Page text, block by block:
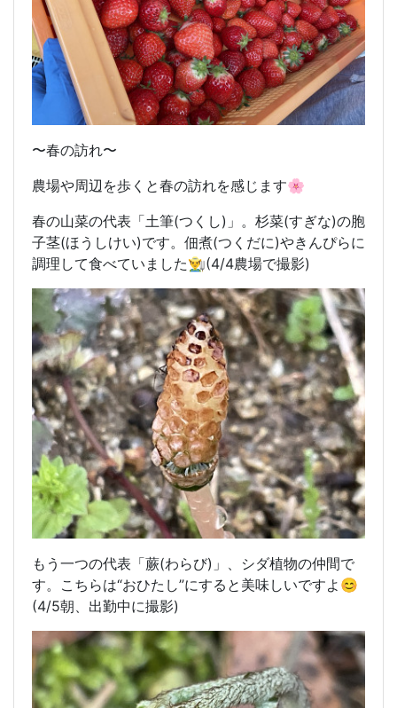
〜春の訪れ〜
農場や周辺を歩くと春の訪れを感じます🌸
春の山菜の代表「土筆(つくし)」。杉菜(すぎな)の胞
子茎(ほうしけい)です。佃煮(つくだに)やきんぴらに
調理して食べていました👨‍🌾(4/4農場で撮影)
もう一つの代表「蕨(わらび)」、シダ植物の仲間で
す。こちらは“おひたし”にすると美味しいですよ😊
(4/5朝、出勤中に撮影)